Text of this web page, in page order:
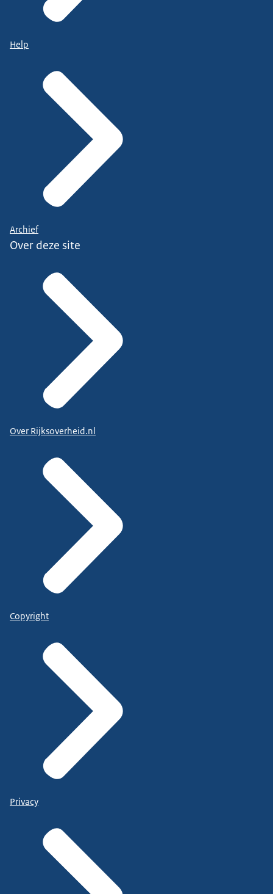
Help
Archief
Over deze site
Over Rijksoverheid.nl
Copyright
Privacy